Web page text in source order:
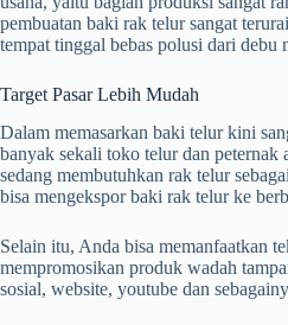
pembuatan baki rak telur sangat
tempat tinggal bebas polusi dari debu
Target Pasar Lebih Mudah
Dalam memasarkan baki telur kini
banyak sekali toko telur dan peternak
sedang membutuhkan rak telur
bisa mengekspor baki rak telur ke
Selain itu, Anda bisa memanfaatkan
mempromosikan produk wadah
sosial, website, youtube dan